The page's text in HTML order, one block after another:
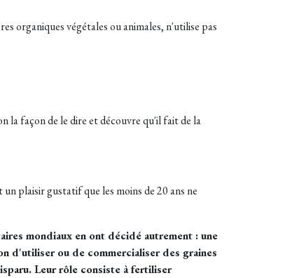
organiques végétales ou animales, n'utilise pas
la façon de le dire et découvre qu'il fait de la
plaisir gustatif que les moins de 20 ans ne
mondiaux en ont décidé autrement : une
d'utiliser ou de commercialiser des graines
Leur rôle consiste à fertiliser